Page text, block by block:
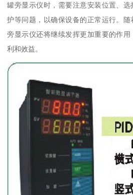
罐旁显示仪时，需要注意安装位置、
护等问题，以确保设备的正常运行。
旁显示仪还将继续发挥更加重要的作
利和效益。